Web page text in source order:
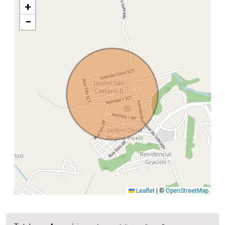
+
−
Leaflet © OpenStreetMap